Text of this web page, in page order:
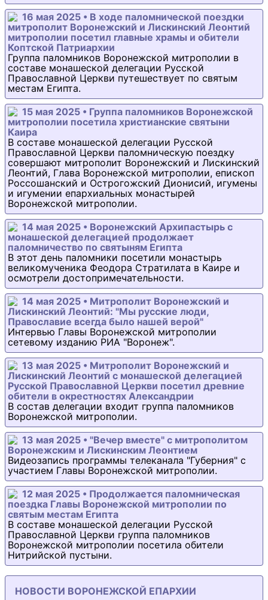
16 мая 2025 • В ходе паломнической поездки
митрополит Воронежский и Лискинский Леонтий
митрополии посетил главные храмы и обители
Коптской Патриархии
Группа паломников Воронежской митрополии в
составе монашеской делегации Русской
Православной Церкви путешествует по святым
местам Египта.
15 мая 2025 • Группа паломников Воронежской
митрополии посетила христианские святыни
Каира
В составе монашеской делегации Русской
Православной Церкви паломническую поездку
совершают митрополит Воронежский и Лискинский
Леонтий, Глава Воронежской митрополии, епископ
Россошанский и Острогожский Дионисий, игумены
и игумении епархиальных монастырей
Воронежской митрополии.
14 мая 2025 • Воронежский Архипастырь с
монашеской делегацией продолжает
паломничество по святыням Египта
В этот день паломники посетили монастырь
великомученика Феодора Стратилата в Каире и
осмотрели достопримечательности.
14 мая 2025 • Митрополит Воронежский и
Лискинский Леонтий: "Мы русские люди,
Православие всегда было нашей верой"
Интервью Главы Воронежской митрополии
сетевому изданию РИА "Воронеж".
13 мая 2025 • Митрополит Воронежский и
Лискинский Леонтий с монашеской делегацией
Русской Православной Церкви посетил древние
обители в окрестностях Александрии
В состав делегации входит группа паломников
Воронежской митрополии.
13 мая 2025 • "Вечер вместе" с митрополитом
Воронежским и Лискинским Леонтием
Видеозапись программы телеканала "Губерния" с
участием Главы Воронежской митрополии.
12 мая 2025 • Продолжается паломническая
поездка Главы Воронежской митрополии по
святым местам Египта
В составе монашеской делегации Русской
Православной Церкви группа паломников
Воронежской митрополии посетила обители
Нитрийской пустыни.
НОВОСТИ ВОРОНЕЖСКОЙ ЕПАРХИИ